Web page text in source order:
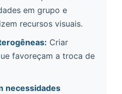
em grupo e
recursos visuais.
Criar
favoreçam a troca de
necessidades